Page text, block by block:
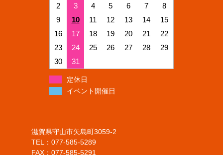
2
3 4 5 6 7
8
9
10 11 12 13 14
15
16
17 18 19 20 21
22
23
24 25 26 27 28
29
30
31
定休日
イベント開催日
滋賀県守山市矢島町3059-2
TEL：077-585-5289
FAX：077-585-5291